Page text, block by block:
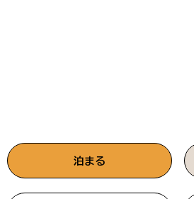
#根占エリア
#ファミリー向け
泊まる